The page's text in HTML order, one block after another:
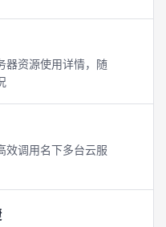
器资源使用详情，随
效调用名下多台云服